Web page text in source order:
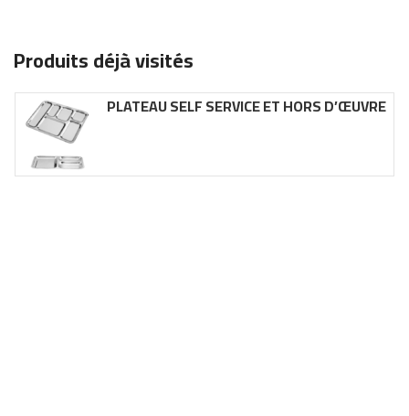
Produits déjà visités
PLATEAU SELF SERVICE ET HORS D’ŒUVRE